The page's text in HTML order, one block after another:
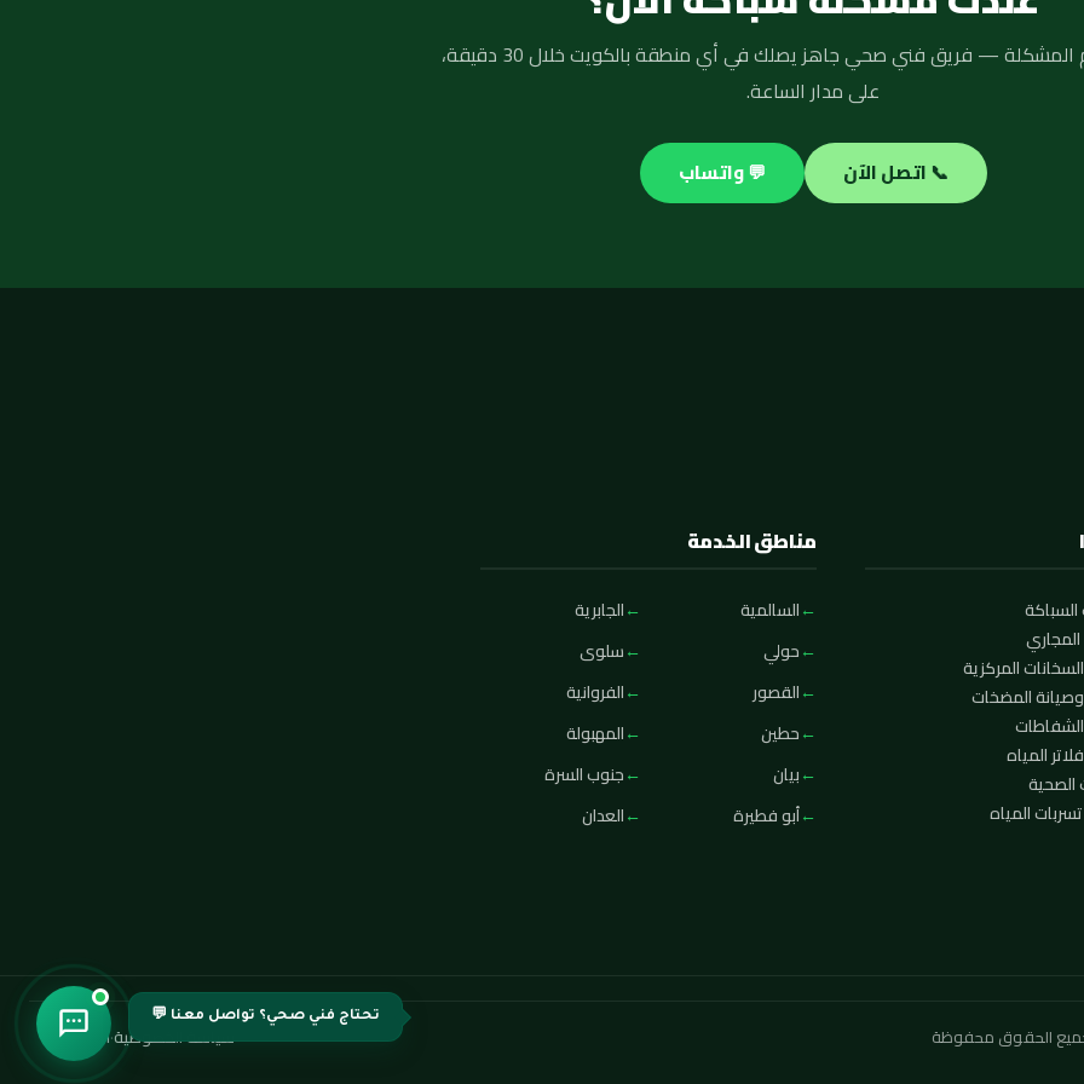
لا تنتظر تفاقم المشكلة — فريق فني صحي جاهز يصلك في أي منطقة بالكويت خلال 30 دقيقة،
على مدار الساعة.
📞 اتصل الآن 💬 واتساب
المركزية
المضخات
المياه
الصحية
المياه
مناطق الخدمة
السالمية
الجابرية
حولي
سلوى
القصور
الفروانية
حطين
المهبولة
بيان
جنوب السرة
أبو فطيرة
العدان
سياسة الخصوصية·اتصل بنا
تحتاج فني صحي؟ تواصل معنا 💬